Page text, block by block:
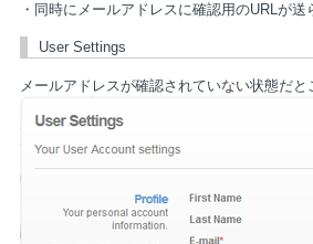
・同時にメールアドレスに確認用のURLが
User Settings
メールアドレスが確認されていない状態だ